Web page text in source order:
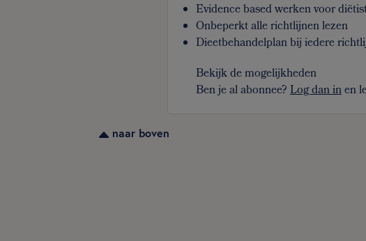
Evidence based werken voor
Onbeperkt alle richtlijnen lezen
Dieetbehandelplan bij iedere
Bekijk de mogelijkheden
Ben je al abonnee?Log dan inen
naar boven